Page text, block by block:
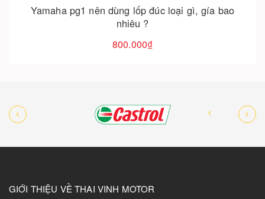
Lốp địa hình yamaha pg-1 - lốp bản rộng bám
đường
950.000₫
GIỚI THIỆU VỀ THAI VINH MOTOR